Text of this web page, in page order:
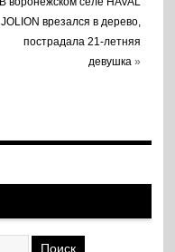
JOLION врезался в дерево,
пострадала 21-летняя
девушка »